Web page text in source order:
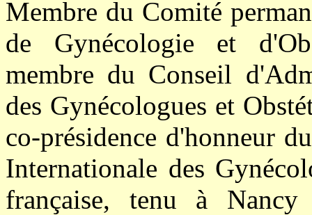
Membre du Comité
de Gynécologie et
membre du Conseil
des Gynécologues et
co-présidence d'honneur
Internationale des
française, tenu à